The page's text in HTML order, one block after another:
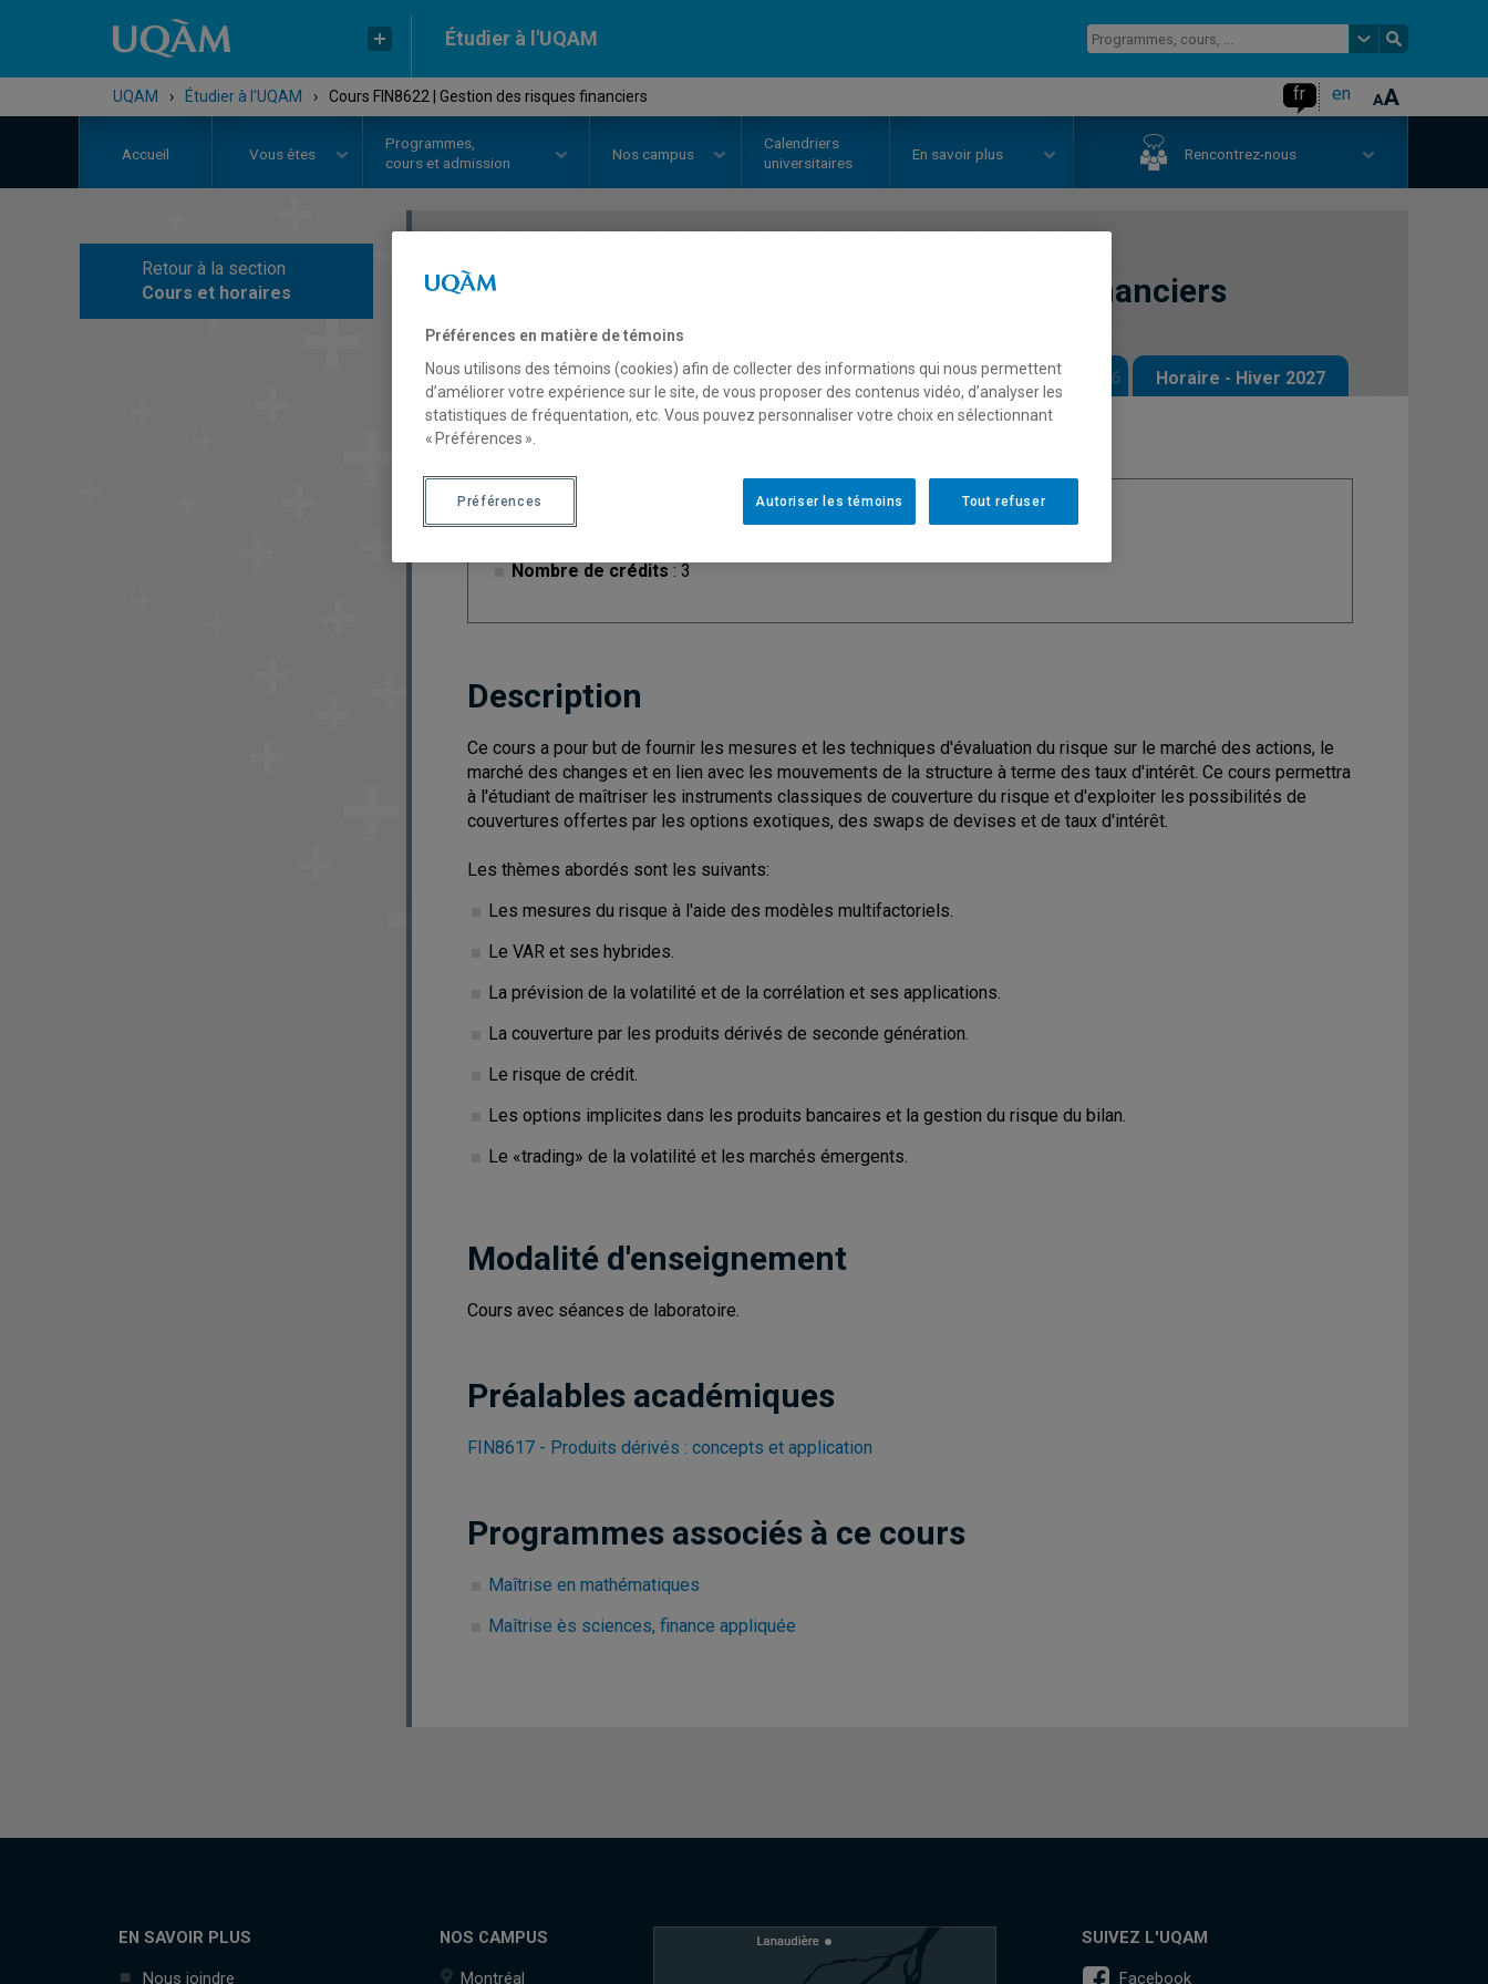
Étudier à l'UQAM
UQAM › Étudier à l'UQAM › Cours FIN8622 | Gestion des risques financiers fr en
Accueil Vous êtes
Programmes,
cours et admission
Nos campus
Calendriers
universitaires
En savoir plus Rencontrez-nous
Retour à la section
Cours et horaires
COURS Gestion des risques financiers
Description Horaire - Été 2026 Horaire - Automne 2026 Horaire - Hiver 2027
Cycle: 2
Nombre de crédits : 3
Discipline: Finance
Description
Ce cours a pour but de fournir les mesures et les techniques d'évaluation du risque sur le marché des actions, le
marché des changes et en lien avec les mouvements de la structure à terme des taux d'intérêt. Ce cours permettra
à l'étudiant de maîtriser les instruments classiques de couverture du risque et d'exploiter les possibilités de
couvertures offertes par les options exotiques, des swaps de devises et de taux d'intérêt.
Les thèmes abordés sont les suivants:
Les mesures du risque à l'aide des modèles multifactoriels.
Le VAR et ses hybrides.
La prévision de la volatilité et de la corrélation et ses applications.
La couverture par les produits dérivés de seconde génération.
Le risque de crédit.
Les options implicites dans les produits bancaires et la gestion du risque du bilan.
Le «trading» de la volatilité et les marchés émergents.
Modalité d'enseignement
Cours avec séances de laboratoire.
Préalables académiques
FIN8617 - Produits dérivés : concepts et application
Programmes associés à ce cours
Maîtrise en mathématiques
Maîtrise ès sciences, finance appliquée
EN SAVOIR PLUS
Nous joindre
NOS CAMPUS
Montréal
SUIVEZ L'UQAM
Facebook
Préférences en matière de témoins
Nous utilisons des témoins (cookies) afin de collecter des informations qui nous permettent
d’améliorer votre expérience sur le site, de vous proposer des contenus vidéo, d’analyser les
statistiques de fréquentation, etc. Vous pouvez personnaliser votre choix en sélectionnant
« Préférences ».
Tout refuser
Autoriser les témoins
Préférences